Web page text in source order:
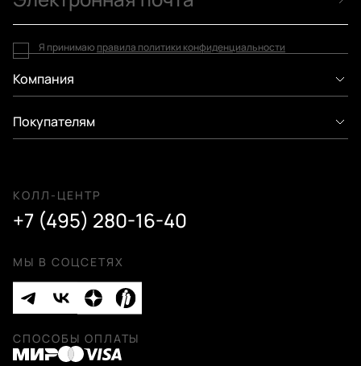
Компания
Покупателям
КОЛЛ-ЦЕНТР
+7 (495) 280-16-40
МЫ В СОЦСЕТЯХ
Я принимаю правила политики конфиденциальности
СПОСОБЫ ОПЛАТЫ